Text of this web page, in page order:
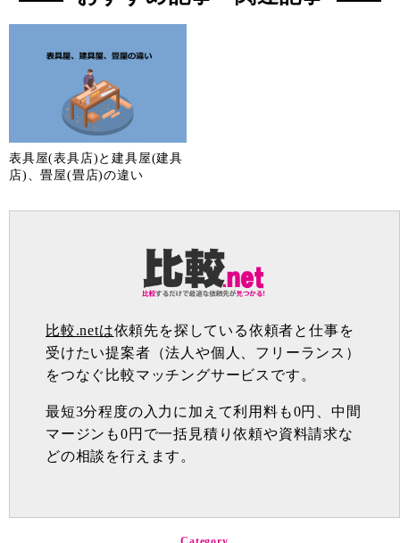
表具屋(表具店)と建具屋(建具
店)、畳屋(畳店)の違い
比較.netは依頼先を探している依頼者と仕事を
受けたい提案者（法人や個人、フリーランス）
をつなぐ比較マッチングサービスです。
最短3分程度の入力に加えて利用料も0円、中間
マージンも0円で一括見積り依頼や資料請求な
どの相談を行えます。